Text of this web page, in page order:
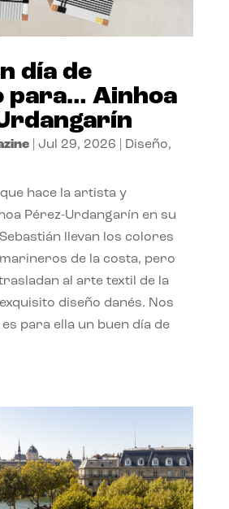
día de
para… Ainhoa
| Jul 29, 2026 Diseño,
hace la artista y
Pérez-Urdangarín en su
llevan los colores
de la costa, pero
al arte textil de la
diseño danés. Nos
para ella un buen día de